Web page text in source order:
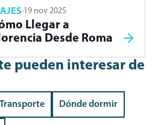
·19 nov 2025
Llegar a
Desde Roma
pueden interesar de
Transporte Dónde dormir